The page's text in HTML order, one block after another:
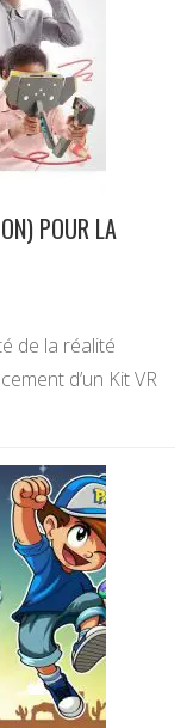
POUR LA
de la réalité
d’un Kit VR